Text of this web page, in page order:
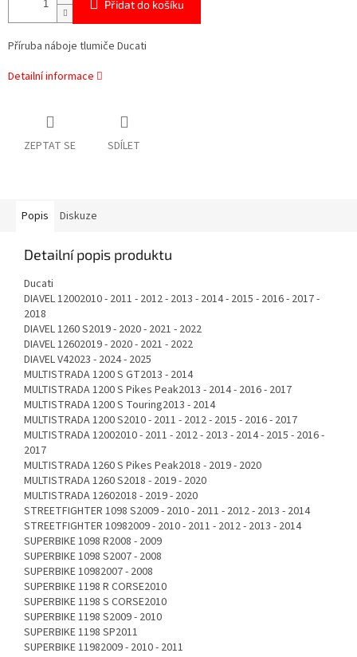
Přidat do košíku
Příruba náboje tlumiče Ducati
Detailní informace
ZEPTAT SE SDÍLET
Popis Diskuze
Detailní popis produktu
Ducati
DIAVEL 12002010 - 2011 - 2012 - 2013 - 2014 - 2015 - 2016 - 2017 -
2018
DIAVEL 1260 S2019 - 2020 - 2021 - 2022
DIAVEL 12602019 - 2020 - 2021 - 2022
DIAVEL V42023 - 2024 - 2025
MULTISTRADA 1200 S GT2013 - 2014
MULTISTRADA 1200 S Pikes Peak2013 - 2014 - 2016 - 2017
MULTISTRADA 1200 S Touring2013 - 2014
MULTISTRADA 1200 S2010 - 2011 - 2012 - 2015 - 2016 - 2017
MULTISTRADA 12002010 - 2011 - 2012 - 2013 - 2014 - 2015 - 2016 -
2017
MULTISTRADA 1260 S Pikes Peak2018 - 2019 - 2020
MULTISTRADA 1260 S2018 - 2019 - 2020
MULTISTRADA 12602018 - 2019 - 2020
STREETFIGHTER 1098 S2009 - 2010 - 2011 - 2012 - 2013 - 2014
STREETFIGHTER 10982009 - 2010 - 2011 - 2012 - 2013 - 2014
SUPERBIKE 1098 R2008 - 2009
SUPERBIKE 1098 S2007 - 2008
SUPERBIKE 10982007 - 2008
SUPERBIKE 1198 R CORSE2010
SUPERBIKE 1198 S CORSE2010
SUPERBIKE 1198 S2009 - 2010
SUPERBIKE 1198 SP2011
SUPERBIKE 11982009 - 2010 - 2011